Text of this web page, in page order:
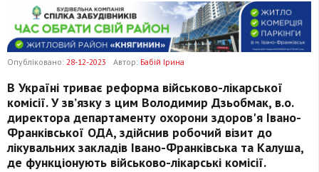
Опубліковано: 28-12-2023 Автор: Бабій Ірина
В Україні триває реформа військово-лікарської
комісії. У зв’язку з цим Володимир Дзьобмак, в.о.
директора департаменту охорони здоров'я Івано-
Франківської ОДА, здійснив робочий візит до
лікувальних закладів Івано-Франківська та Калуша,
де функціонують військово-лікарські комісії.